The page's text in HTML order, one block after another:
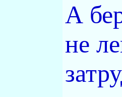
А
не